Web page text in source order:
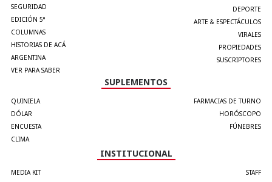
SEGURIDAD
EDICIÓN 5°
COLUMNAS
HISTORIAS DE ACÁ
ARGENTINA
VER PARA SABER
DEPORTE
ARTE & ESPECTÁCULOS
VIRALES
PROPIEDADES
SUSCRIPTORES
SUPLEMENTOS
QUINIELA
DÓLAR
ENCUESTA
CLIMA
FARMACIAS DE TURNO
HORÓSCOPO
FÚNEBRES
INSTITUCIONAL
MEDIA KIT STAFF